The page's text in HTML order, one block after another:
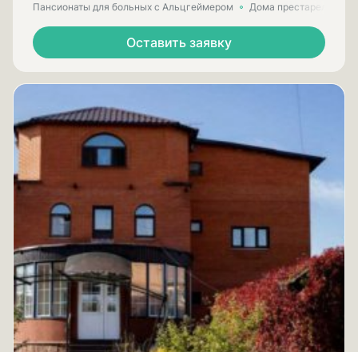
Пансионаты для больных с Альцгеймером Дома престарелых
Оставить заявку